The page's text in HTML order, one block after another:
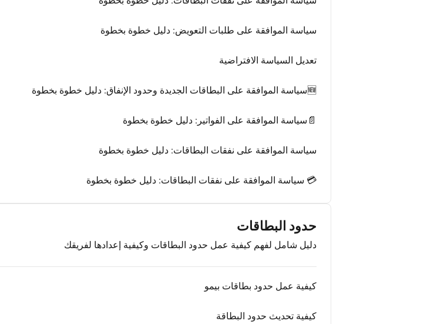
سياسة الموافقة على طلبات التعويض: دليل خطوة بخطوة
تعديل السياسة الافتراضية
🆕سياسة الموافقة على البطاقات الجديدة وحدود الإنفاق: دليل خطوة بخطوة
📄سياسة الموافقة على الفواتير: دليل خطوة بخطوة
سياسة الموافقة على نفقات البطاقات: دليل خطوة بخطوة
💳 سياسة الموافقة على نفقات البطاقات: دليل خطوة بخطوة
حدود البطاقات
دليل شامل لفهم كيفية عمل حدود البطاقات وكيفية إعدادها لفريقك
كيفية عمل حدود بطاقات بيمو
كيفية تحديث حدود البطاقة